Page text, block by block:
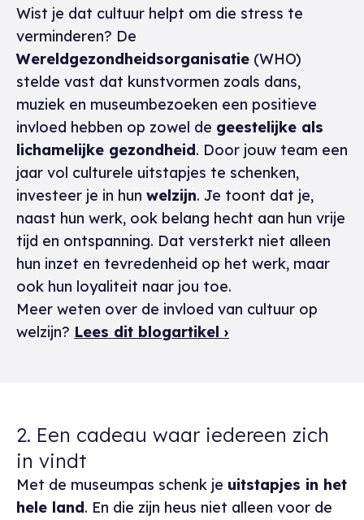
Wist je dat cultuur helpt om die stress te
verminderen? De
Wereldgezondheidsorganisatie (WHO)
stelde vast dat kunstvormen zoals dans,
muziek en museumbezoeken een positieve
invloed hebben op zowel de geestelijke als
lichamelijke gezondheid. Door jouw team een
jaar vol culturele uitstapjes te schenken,
investeer je in hun welzijn. Je toont dat je,
naast hun werk, ook belang hecht aan hun vrije
tijd en ontspanning. Dat versterkt niet alleen
hun inzet en tevredenheid op het werk, maar
ook hun loyaliteit naar jou toe.
Meer weten over de invloed van cultuur op
welzijn? Lees dit blogartikel ›
2. Een cadeau waar iedereen zich
in vindt
Met de museumpas schenk je uitstapjes in het
hele land. En die zijn heus niet alleen voor de